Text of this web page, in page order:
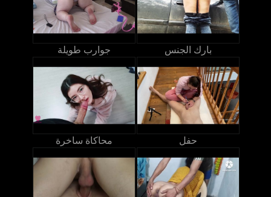
جوارب طويلة بارك الجنس
محاكاة ساخرة حفل